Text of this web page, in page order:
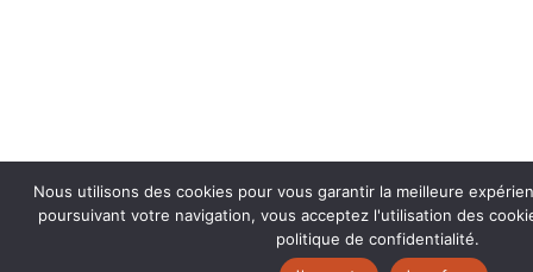
Nous utilisons des cookies pour vous garantir la meilleure
poursuivant votre navigation, vous acceptez l'utilisation des
politique de confidentialité.